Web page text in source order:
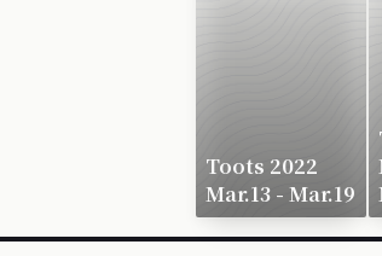
Toots 2022
Mar.13 - Mar.19